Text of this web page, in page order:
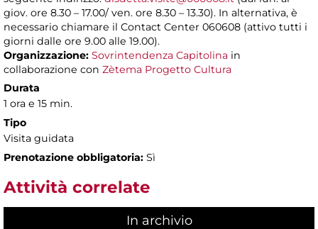
giov. ore 8.30 – 17.00/ ven. ore 8.30 – 13.30). In alternativa, è
necessario chiamare il Contact Center 060608 (attivo tutti i
giorni dalle ore 9.00 alle 19.00).
Organizzazione: Sovrintendenza Capitolina in
collaborazione con Zètema Progetto Cultura
Durata
1 ora e 15 min.
Tipo
Visita guidata
Prenotazione obbligatoria: Sì
Attività correlate
In archivio